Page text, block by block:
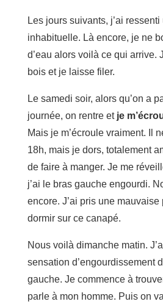
Les jours suivants, j’ai
inhabituelle. Là encore, je ne
d’eau alors voilà ce qui arrive.
bois et je laisse filer.
Le samedi soir, alors qu’on a
journée, on rentre et je
Mais je m’écroule vraiment. Il
18h, mais je dors, totalement
de faire à manger. Je me
j’ai le bras gauche engourdi.
encore. J’ai pris une
dormir sur ce canapé.
Nous voilà dimanche matin.
sensation d’engourdissement
gauche. Je commence à
parle à mon homme. Puis on